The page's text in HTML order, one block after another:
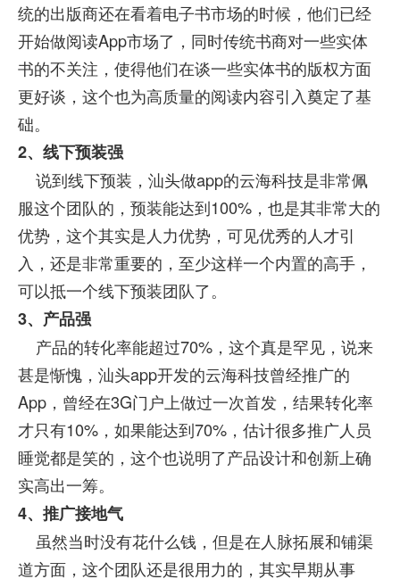
统的出版商还在看着电子书市场的时候，他们已经
开始做阅读App市场了，同时传统书商对一些实体
书的不关注，使得他们在谈一些实体书的版权方面
更好谈，这个也为高质量的阅读内容引入奠定了基
础。
2、线下预装强
说到线下预装，汕头做app的云海科技是非常佩
服这个团队的，预装能达到100%，也是其非常大的
优势，这个其实是人力优势，可见优秀的人才引
入，还是非常重要的，至少这样一个内置的高手，
可以抵一个线下预装团队了。
3、产品强
产品的转化率能超过70%，这个真是罕见，说来
甚是惭愧，汕头app开发的云海科技曾经推广的
App，曾经在3G门户上做过一次首发，结果转化率
才只有10%，如果能达到70%，估计很多推广人员
睡觉都是笑的，这个也说明了产品设计和创新上确
实高出一筹。
4、推广接地气
虽然当时没有花什么钱，但是在人脉拓展和铺渠
道方面，这个团队还是很用力的，其实早期从事